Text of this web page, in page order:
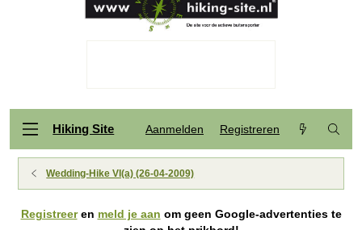
Hiking Site Aanmelden Registreren
Wedding-Hike VI(a) (26-04-2009)
Registreeren meld je aan om geen Google-advertenties te